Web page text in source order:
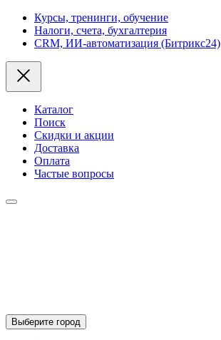
Курсы, тренинги, обучение
Налоги, счета, бухгалтерия
CRM, ИИ-автоматизация (Битрикс24)
Каталог
Поиск
Скидки и акции
Доставка
Оплата
Частые вопросы
Выберите город